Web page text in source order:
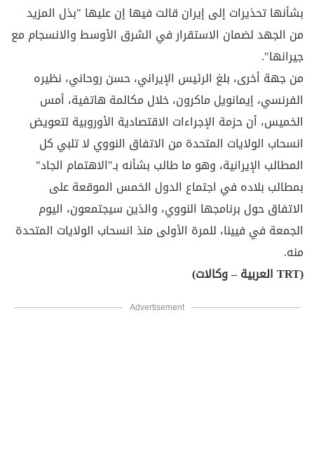
بشأنها تحذيرات إلى إيران قالت فيها إن عليها "بذل المزيد
من الجهد لضمان الاستقرار في الشرق الأوسط والانسجام مع
جيرانها".
من جهة أخرى، بلغ الرئيس الإيراني، حسن روحاني، نظيره
الفرنسي، إيمانويل ماكرون، خلال مكالمة هاتفية، أمس
الخميس، أن حزمة الإجراءات الاقتصادية الأوروبية لتعويض
انسحاب الولايات المتحدة من الاتفاق النووي لا تلبي كل
المطالب الإيرانية، وهو ما طالب بشأنه بـ"الاهتمام الجاد"
بمطالب بلاده في اجتماع الدول الخمس الموقعة على
الاتفاق حول برنامجها النووي، والذين سيجتمعون، اليوم
الجمعة في فيينا، للمرة الأولى منذ انسحاب الولايات المتحدة
منه.
(TRT العربية – وكالات)
Advertisement